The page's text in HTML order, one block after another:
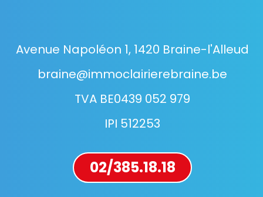
Avenue Napoléon 1, 1420 Braine-l'Alleud
braine@immoclairierebraine.be
TVA BE0439 052 979
IPI 512253
02/385.18.18